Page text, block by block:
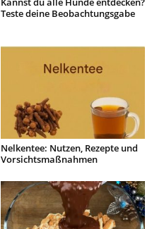
Teste deine Beobachtungsgabe
Nelkentee: Nutzen, Rezepte und
Vorsichtsmaßnahmen